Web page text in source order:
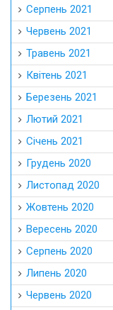
Серпень 2021
Червень 2021
Травень 2021
Квітень 2021
Березень 2021
Лютий 2021
Січень 2021
Грудень 2020
Листопад 2020
Жовтень 2020
Вересень 2020
Серпень 2020
Липень 2020
Червень 2020